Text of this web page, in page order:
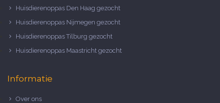
Huisdierenoppas Den Haag gezocht
Huisdierenoppas Nijmegen gezocht
Huisdierenoppas Tilburg gezocht
Huisdierenoppas Maastricht gezocht
Informatie
Over ons